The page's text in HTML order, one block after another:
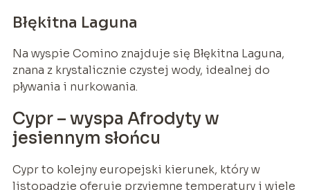
Błękitna Laguna
Na wyspie Comino znajduje się Błękitna Laguna,
znana z krystalicznie czystej wody, idealnej do
pływania i nurkowania.
Cypr – wyspa Afrodyty w
jesiennym słońcu
Cypr to kolejny europejski kierunek, który w
listopadzie oferuje przyjemne temperatury i wiele